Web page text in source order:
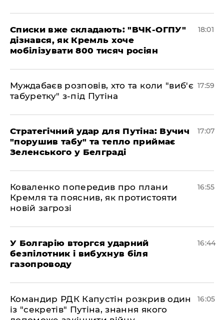
Списки вже складають: "ВЧК-ОГПУ"
дізнався, як Кремль хоче
мобілізувати 800 тисяч росіян
18:01
Муждабаєв розповів, хто та коли "виб'є
табуретку" з-під Путіна
17:59
Стратегічний удар для Путіна: Вучич
"порушив табу" та тепло приймає
Зеленського у Белграді
17:07
Коваленко попередив про плани
Кремля та пояснив, як протистояти
новій загрозі
16:55
У Болгарію вторгся ударний
безпілотник і вибухнув біля
газопроводу
16:44
Командир РДК Капустін розкрив один
із "секретів" Путіна, знання якого
16:05